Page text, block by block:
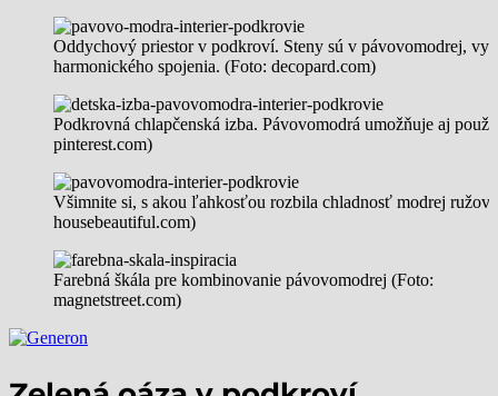
Oddychový priestor v podkroví. Steny sú v pávovomodrej,
harmonického spojenia. (Foto: decopard.com)
Podkrovná chlapčenská izba. Pávovomodrá umožňuje aj
pinterest.com)
Všimnite si, s akou ľahkosťou rozbila chladnosť modrej
housebeautiful.com)
Farebná škála pre kombinovanie pávovomodrej (Foto:
magnetstreet.com)